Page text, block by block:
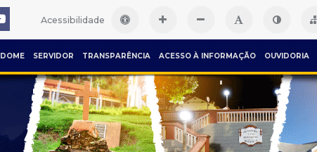
Acessibilidade
DOME SERVIDOR TRANSPARÊNCIA ACESSO À INFORMAÇÃO OUVIDORIA